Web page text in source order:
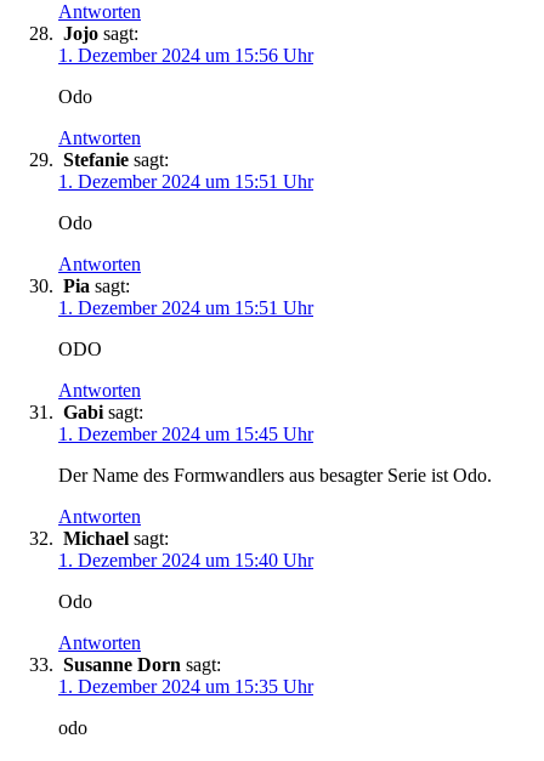
Antworten
Jojo sagt:
1. Dezember 2024 um 15:56 Uhr
Odo
Antworten
Stefanie sagt:
1. Dezember 2024 um 15:51 Uhr
Odo
Antworten
Pia sagt:
1. Dezember 2024 um 15:51 Uhr
ODO
Antworten
Gabi sagt:
1. Dezember 2024 um 15:45 Uhr
Der Name des Formwandlers aus besagter Serie ist Odo.
Antworten
Michael sagt:
1. Dezember 2024 um 15:40 Uhr
Odo
Antworten
Susanne Dorn sagt:
1. Dezember 2024 um 15:35 Uhr
odo